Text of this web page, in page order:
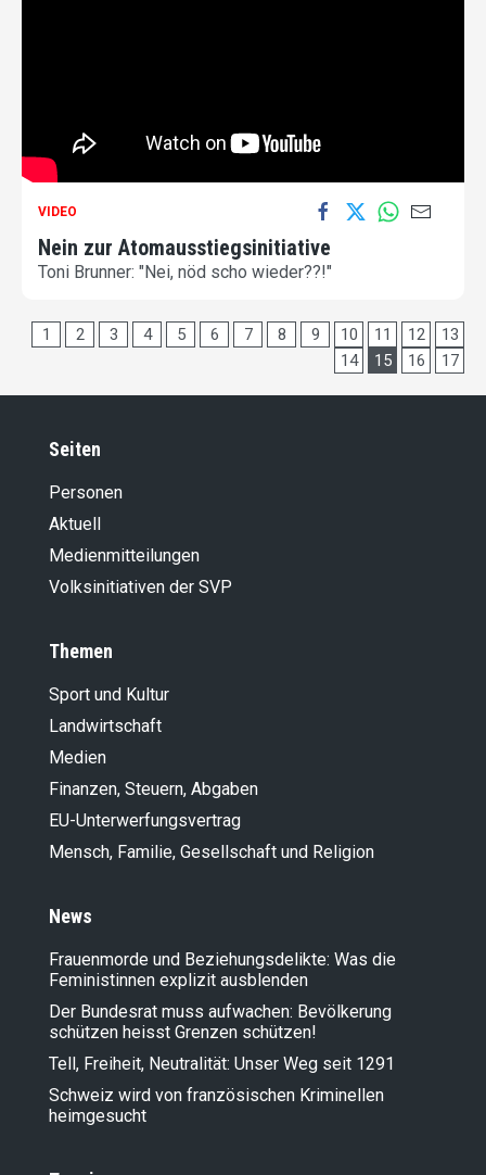
VIDEO
Nein zur Atomausstiegsinitiative
Toni Brunner: "Nei, nöd scho wieder??!"
1 2 3 4 5 6 7 8 9 10 11 12
13
14
15 16 17
Seiten
Personen
Aktuell
Medienmitteilungen
Volksinitiativen der SVP
Themen
Sport und Kultur
Landwirt­schaft
Medien
Finanzen, Steuern, Abgaben
EU-Unterwerfungsvertrag
Mensch, Familie, Gesellschaft und Religion
News
Frauenmorde und Beziehungsdelikte: Was die
Feministinnen explizit ausblenden
Der Bundesrat muss aufwachen: Bevölkerung
schützen heisst Grenzen schützen!
Tell, Freiheit, Neutralität: Unser Weg seit 1291
Schweiz wird von französischen Kriminellen
heimgesucht